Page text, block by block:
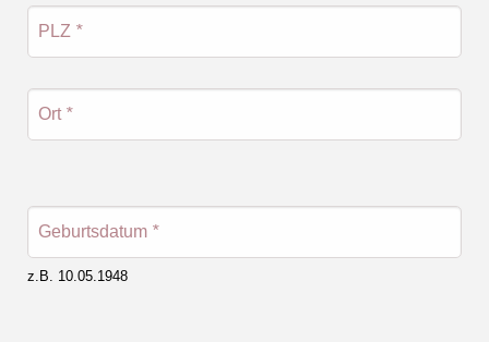
PLZ *
Ort *
Geburtsdatum *
z.B. 10.05.1948